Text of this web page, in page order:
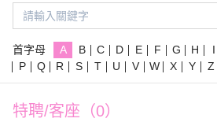
首字母 A B C D E F G H I
P
Q R S T U V W X Y Z
特聘/客座（0）